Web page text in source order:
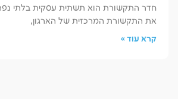
חדר התקשורת הוא תשתית עסקית בלתי
את התקשורת המרכזית של הארגון,
קרא עוד »